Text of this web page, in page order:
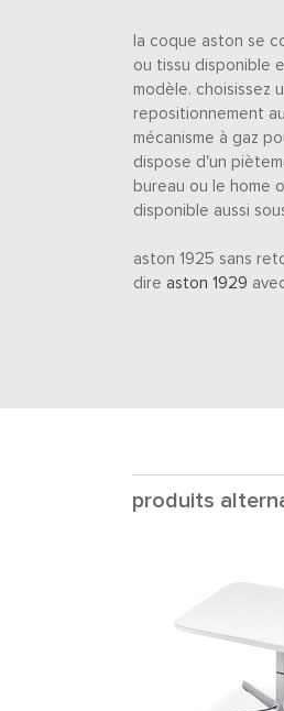
la coque aston se
ou tissu disponible
modèle. choisissez
repositionnement
mécanisme à gaz
dispose d'un
bureau ou le home
disponible aussi
aston 1925 sans
dire aston 1929
produits